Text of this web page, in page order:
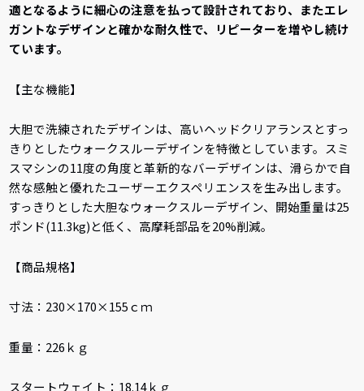
適となるように細心の注意を払って設計されており、またエレ
ガントなデザインと確かな耐久性で、リピーターを増やし続け
ています。
【主な機能】
大胆で洗練されたデザインは、高いヘッドクリアランスとすっ
きりとしたウォークスルーデザインを特徴としています。スミ
スマシンの11度の角度と革新的なバーデザインは、滑らかで自
然な感触と優れたユーザーエクスペリエンスを生み出します。
すっきりとした大胆なウォークスルーデザイン、開始重量は25
ポンド(11.3kg)と低く、高摩耗部品を20%削減。
【商品規格】
寸法：230×170×155ｃｍ
重量：226ｋｇ
スタートウェイト：18.14ｋｇ